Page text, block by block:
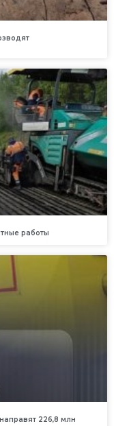
работы
226,8 млн